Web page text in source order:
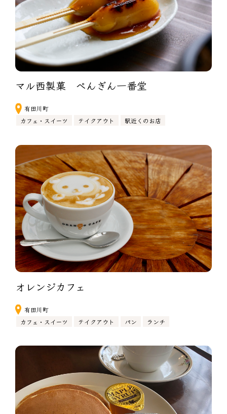
マル西製菓　ぺんぎん一番堂
有田川町
カフェ・スイーツ
テイクアウト 駅近くのお店
オレンジカフェ
有田川町
カフェ・スイーツ
テイクアウト パン ランチ